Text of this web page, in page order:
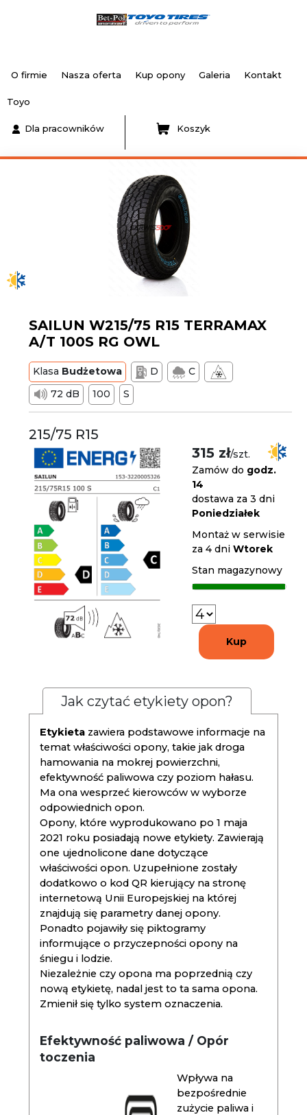
O firmie Nasza oferta Kup opony Galeria Kontakt
Toyo
Dla pracowników Koszyk
SAILUN W215/75 R15 TERRAMAX
A/T 100S RG OWL
Klasa Budżetowa D
C
72 dB
100 S
215/75 R15
315 zł/szt.
Zamów do godz.
14
dostawa za 3 dni
Poniedziałek
Montaż w serwisie
za 4 dniWtorek
Stan magazynowy
Kup
Jak czytać etykiety opon?
Etykieta zawiera podstawowe informacje na
temat właściwości opony, takie jak droga
hamowania na mokrej powierzchni,
efektywność paliwowa czy poziom hałasu.
Ma ona wesprzeć kierowców w wyborze
odpowiednich opon.
Opony, które wyprodukowano po 1 maja
2021 roku posiadają nowe etykiety. Zawierają
one ujednolicone dane dotyczące
właściwości opon. Uzupełnione zostały
dodatkowo o kod QR kierujący na stronę
internetową Unii Europejskiej na której
znajdują się parametry danej opony.
Ponadto pojawiły się piktogramy
informujące o przyczepności opony na
śniegu i lodzie.
Niezależnie czy opona ma poprzednią czy
nową etykietę, nadal jest to ta sama opona.
Zmienił się tylko system oznaczenia.
Efektywność paliwowa / Opór
toczenia
Wpływa na
bezpośrednie
zużycie paliwa i